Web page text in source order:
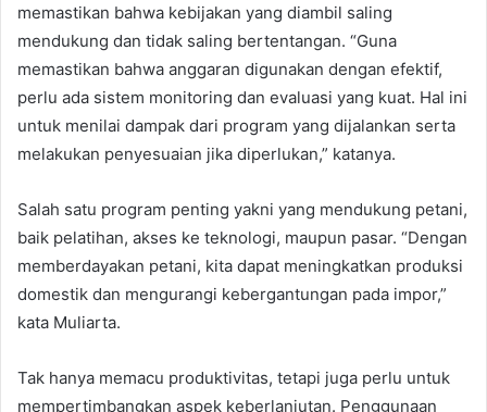
memastikan bahwa kebijakan yang diambil saling
mendukung dan tidak saling bertentangan. “Guna
memastikan bahwa anggaran digunakan dengan efektif,
perlu ada sistem monitoring dan evaluasi yang kuat. Hal ini
untuk menilai dampak dari program yang dijalankan serta
melakukan penyesuaian jika diperlukan,” katanya.
Salah satu program penting yakni yang mendukung petani,
baik pelatihan, akses ke teknologi, maupun pasar. “Dengan
memberdayakan petani, kita dapat meningkatkan produksi
domestik dan mengurangi kebergantungan pada impor,”
kata Muliarta.
Tak hanya memacu produktivitas, tetapi juga perlu untuk
mempertimbangkan aspek keberlanjutan. Penggunaan